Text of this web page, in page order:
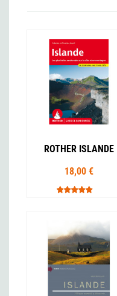
ROTHER ISLANDE
18,00 €